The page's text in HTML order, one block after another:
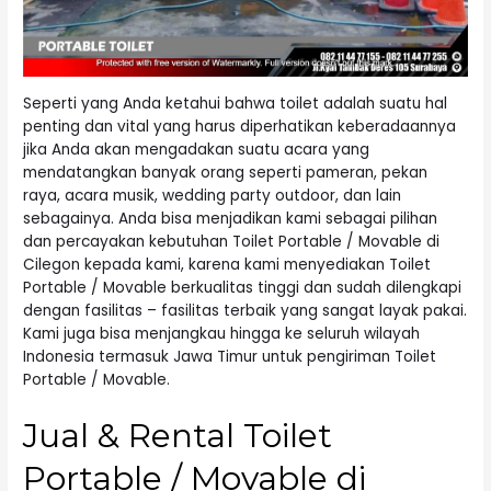
Seperti yang Anda ketahui bahwa toilet adalah suatu hal
penting dan vital yang harus diperhatikan keberadaannya
jika Anda akan mengadakan suatu acara yang
mendatangkan banyak orang seperti pameran, pekan
raya, acara musik, wedding party outdoor, dan lain
sebagainya. Anda bisa menjadikan kami sebagai pilihan
dan percayakan kebutuhan Toilet Portable / Movable di
Cilegon kepada kami, karena kami menyediakan Toilet
Portable / Movable berkualitas tinggi dan sudah dilengkapi
dengan fasilitas – fasilitas terbaik yang sangat layak pakai.
Kami juga bisa menjangkau hingga ke seluruh wilayah
Indonesia termasuk Jawa Timur untuk pengiriman Toilet
Portable / Movable.
Jual & Rental Toilet
Portable / Movable di